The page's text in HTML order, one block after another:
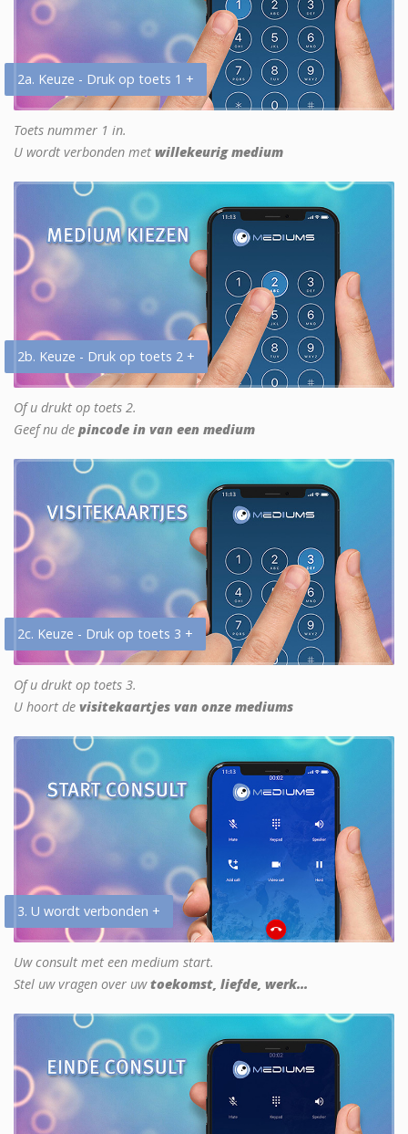
2a. Keuze - Druk op toets 1 +
Toets nummer 1 in.
U wordt verbonden met willekeurig medium
2b. Keuze - Druk op toets 2 +
Of u drukt op toets 2.
Geef nu de pincode in van een medium
2c. Keuze - Druk op toets 3 +
Of u drukt op toets 3.
U hoort de visitekaartjes van onze mediums
3. U wordt verbonden +
Uw consult met een medium start.
Stel uw vragen over uwtoekomst, liefde, werk...